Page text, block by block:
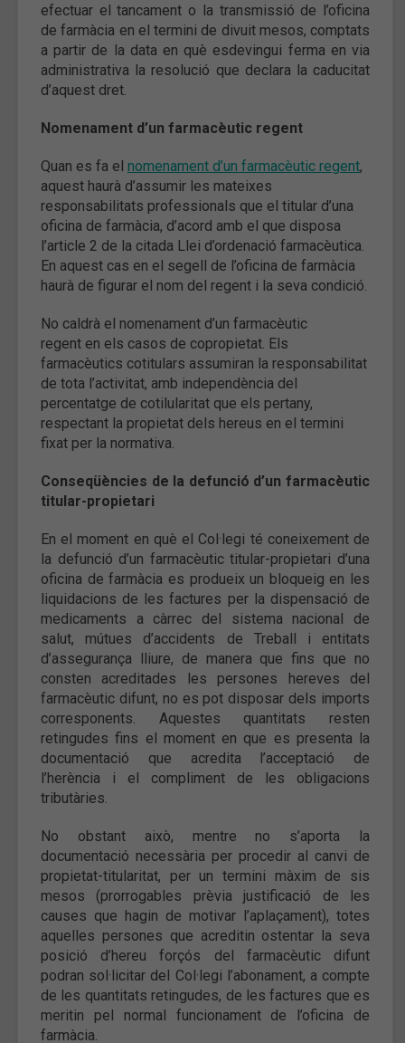
efectuar el tancament o la transmissió de l’oficina
de farmàcia en el termini de divuit mesos, comptats
a partir de la data en què esdevingui ferma en via
administrativa la resolució que declara la caducitat
d’aquest dret.
Nomenament d’un farmacèutic regent
Quan es fa el nomenament d’un farmacèutic regent,
aquest haurà d’assumir les mateixes
responsabilitats professionals que el titular d’una
oficina de farmàcia, d’acord amb el que disposa
l’article 2 de la citada Llei d’ordenació farmacèutica.
En aquest cas en el segell de l’oficina de farmàcia
haurà de figurar el nom del regent i la seva condició.
No caldrà el nomenament d’un farmacèutic
regent en els casos de copropietat. Els
farmacèutics cotitulars assumiran la responsabilitat
de tota l’activitat, amb independència del
percentatge de cotilularitat que els pertany,
respectant la propietat dels hereus en el termini
fixat per la normativa.
Conseqüències de la defunció d’un farmacèutic
titular-propietari
En el moment en què el Col·legi té coneixement de
la defunció d’un farmacèutic titular-propietari d’una
oficina de farmàcia es produeix un bloqueig en les
liquidacions de les factures per la dispensació de
medicaments a càrrec del sistema nacional de
salut, mútues d’accidents de Treball i entitats
d’assegurança lliure, de manera que fins que no
consten acreditades les persones hereves del
farmacèutic difunt, no es pot disposar dels imports
corresponents. Aquestes quantitats resten
retingudes fins el moment en que es presenta la
documentació que acredita l’acceptació de
l’herència i el compliment de les obligacions
tributàries.
No obstant això, mentre no s’aporta la
documentació necessària per procedir al canvi de
propietat-titularitat, per un termini màxim de sis
mesos (prorrogables prèvia justificació de les
causes que hagin de motivar l’aplaçament), totes
aquelles persones que acreditin ostentar la seva
posició d’hereu forçós del farmacèutic difunt
podran sol·licitar del Col·legi l’abonament, a compte
de les quantitats retingudes, de les factures que es
meritin pel normal funcionament de l’oficina de
farmàcia.